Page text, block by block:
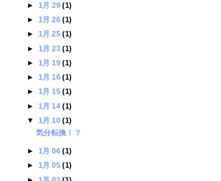
► 1月 29(1)
► 1月 26(1)
► 1月 25(1)
► 1月 23(1)
► 1月 19(1)
► 1月 16(1)
► 1月 15(1)
► 1月 14(1)
▼ 1月 10(1)
気分転換！？
► 1月 06(1)
► 1月 05(1)